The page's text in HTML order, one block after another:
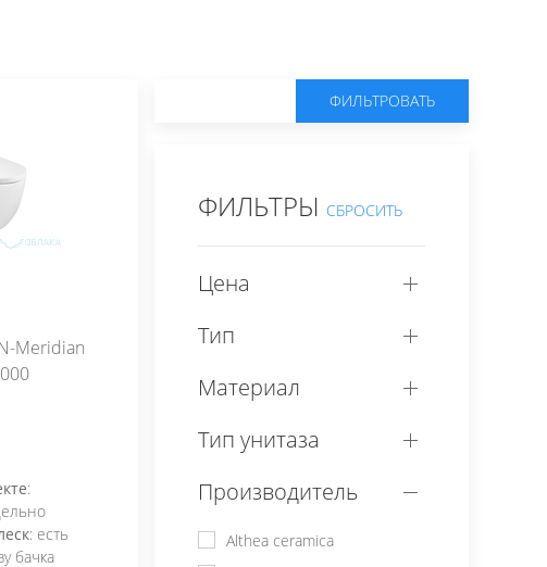
Meridian
:
: есть
бачка
ФИЛЬТРОВАТЬ
ФИЛЬТРЫ СБРОСИТЬ
Цена
Тип
Материал
Тип унитаза
Производитель
Althea ceramica